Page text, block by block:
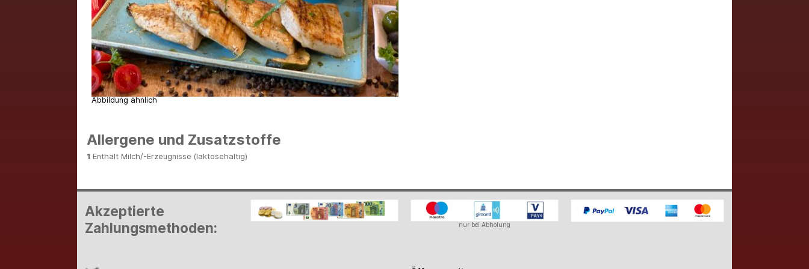
Abbildung ähnlich
Allergene und Zusatzstoffe
1 Enthält Milch/-Erzeugnisse (laktosehaltig)
Akzeptierte
Zahlungsmethoden:
nur bei Abholung